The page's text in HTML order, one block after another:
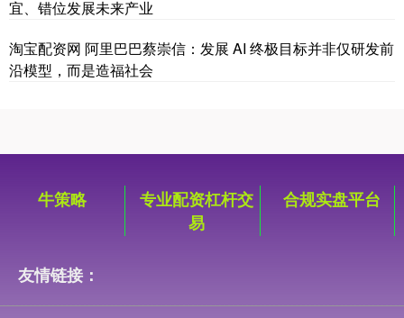
宜、错位发展未来产业
淘宝配资网 阿里巴巴蔡崇信：发展 AI 终极目标并非仅研发前
沿模型，而是造福社会
牛策略
专业配资杠杆交
易
合规实盘平台
友情链接：